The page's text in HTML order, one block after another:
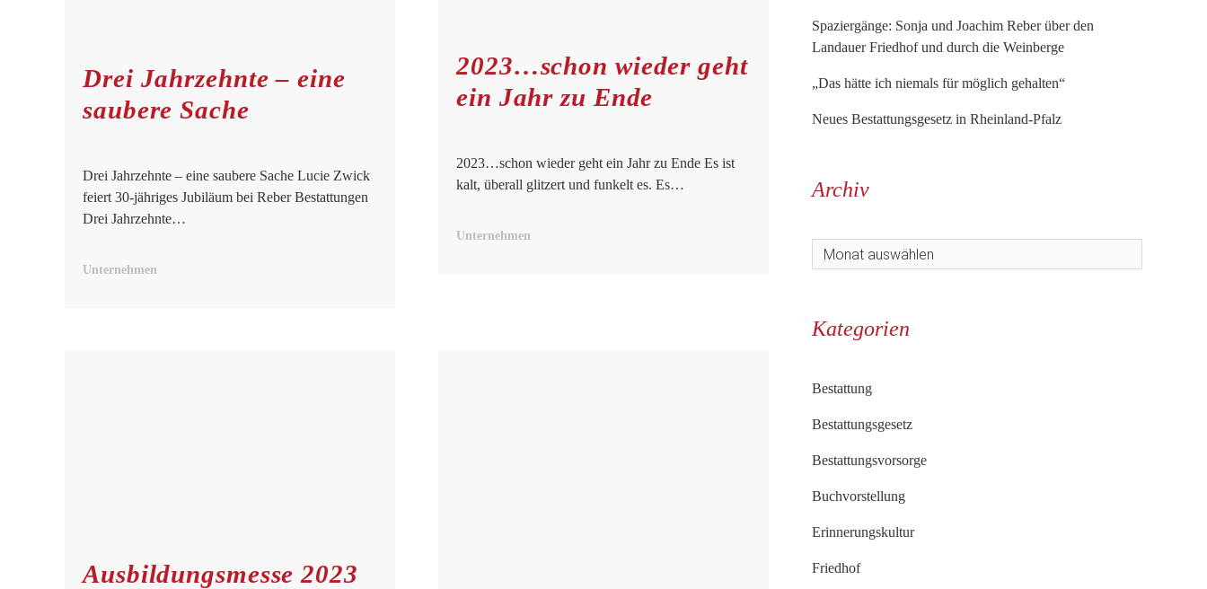
Drei Jahrzehnte – eine
saubere Sache
Drei Jahrzehnte – eine saubere Sache Lucie Zwick
feiert 30-jähriges Jubiläum bei Reber Bestattungen
Drei Jahrzehnte…
Unternehmen
2023…schon wieder geht
ein Jahr zu Ende
2023…schon wieder geht ein Jahr zu Ende Es ist
kalt, überall glitzert und funkelt es. Es…
Unternehmen
Ausbildungsmesse 2023
Spaziergänge: Sonja und Joachim Reber über den
Landauer Friedhof und durch die Weinberge
„Das hätte ich niemals für möglich gehalten“
Neues Bestattungsgesetz in Rheinland-Pfalz
Archiv
Kategorien
Bestattung
Bestattungsgesetz
Bestattungsvorsorge
Buchvorstellung
Erinnerungskultur
Friedhof